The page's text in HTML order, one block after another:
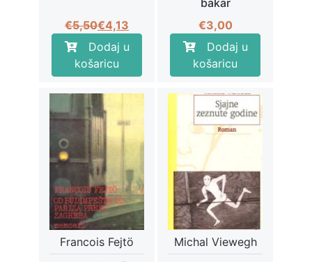
€5,50Izvorna
cijena
bila
je:
€5,50.
€4,13
Trenutna
cijena
je:
€4,13.
Dodaj u
košaricu
bakar
€3,00
Dodaj u
košaricu
Francois Fejtö
Michal Viewegh